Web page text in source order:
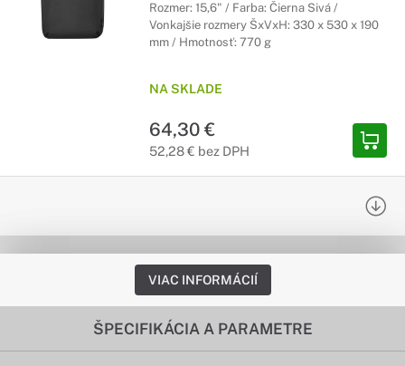
Rozmer: 15,6" / Farba: Čierna Sivá /
Vonkajšie rozmery ŠxVxH: 330 x 530 x 190
mm / Hmotnosť: 770 g
NA SKLADE
64,30 €
52,28 € bez DPH
VIAC INFORMÁCIÍ
ŠPECIFIKÁCIA A PARAMETRE